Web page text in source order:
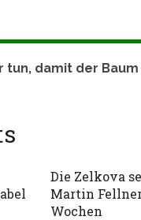
tun, damit der
Die Zelkova
Martin
Wochen